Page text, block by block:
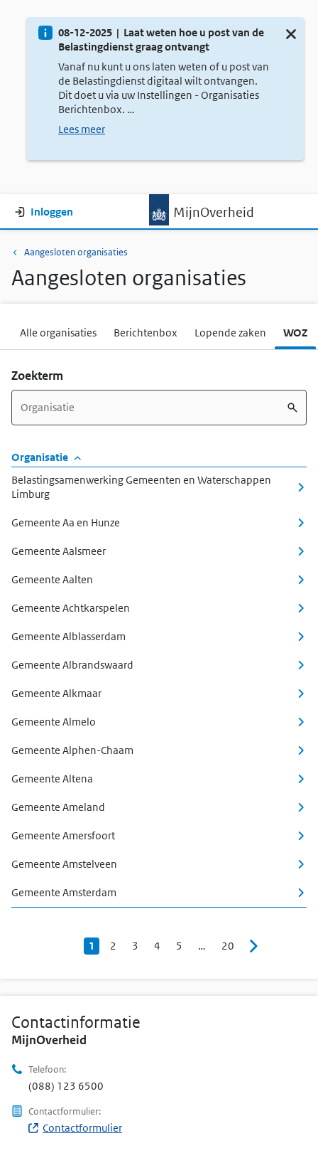
Nieuw08-12-2025 | Laat weten hoe u post van de
Belastingdienst graag ontvangt
Vanaf nu kunt u ons laten weten of u post van
de Belastingdienst digitaal wilt ontvangen.
Dit doet u via uw Instellingen - Organisaties
Berichtenbox. …
Lees meer
Sluit
MijnOverheid
Gebruikersmenu
Inloggen
Kruimelpad
Aangesloten organisaties
Aangesloten organisaties
Alle organisaties
Berichtenbox Lopende zaken WOZ
Zoekterm
Organisatie
Belastingsamenwerking Gemeenten en Waterschappen
Limburg
Gemeente Aa en Hunze
Gemeente Aalsmeer
Gemeente Aalten
Gemeente Achtkarspelen
Gemeente Alblasserdam
Gemeente Albrandswaard
Gemeente Alkmaar
Gemeente Almelo
Gemeente Alphen-Chaam
Gemeente Altena
Gemeente Ameland
Gemeente Amersfoort
Gemeente Amstelveen
Gemeente Amsterdam
U bevindt zich op pagina 1
1 Ga naar pagina 2
2 Ga naar pagina 3
3 Ga naar pagina 4
4 Ga naar pagina 5
5 … Ga naar pagina 20
20 Volgende
Contactinformatie
MijnOverheid
Telefoon:
(088) 123 6500
Contactformulier:
Contactformulier